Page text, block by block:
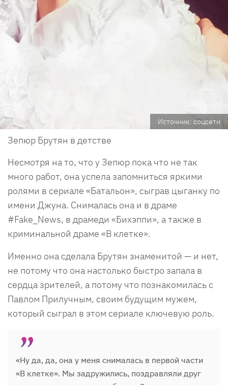
Источник: соцсети
Зепюр Брутян в детстве
Несмотря на то, что у Зепюр пока что не так
много работ, она успела запомниться яркими
ролями в сериале «Батальон», сыграв цыганку по
имени Джуна. Снималась она и в драме
#Fake_News, в драмеди «Бихэппи», а также в
криминальной драме «В клетке».
Именно она сделала Брутян знаменитой — и нет,
не потому что она настолько быстро запала в
сердца зрителей, а потому что познакомилась с
Павлом Прилучным, своим будущим мужем,
который сыграл в этом сериале ключевую роль.
«Ну да, да, она у меня снималась в первой части
«В клетке». Мы задружились, поздравляли друг